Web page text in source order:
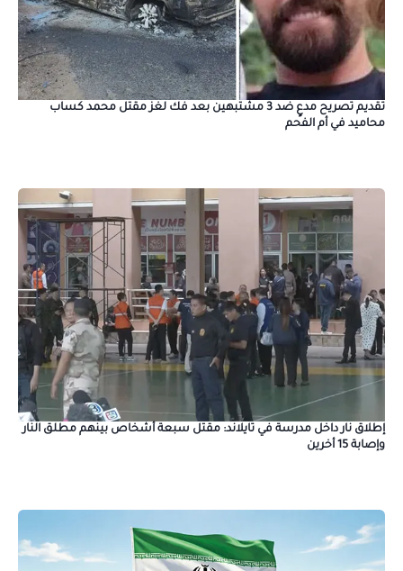
تقديم تصريح مدعٍ ضد 3 مشتبهين بعد فك لغز مقتل محمد كساب
محاميد في أم الفحم
إطلاق نار داخل مدرسة في تايلاند: مقتل سبعة أشخاص بينهم مطلق النار
وإصابة 15 أخرين